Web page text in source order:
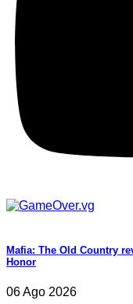
Mafia: The Old Country
Honor
06 Ago 2026